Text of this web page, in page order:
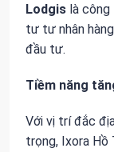
Lodgis là
tư tư nhân
đầu tư.
Tiềm năng
Với vị trí đắc
trọng, Ixora Hồ